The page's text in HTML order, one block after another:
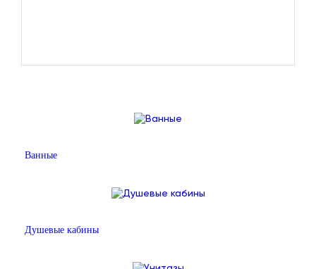
Ванные
Душевые кабины